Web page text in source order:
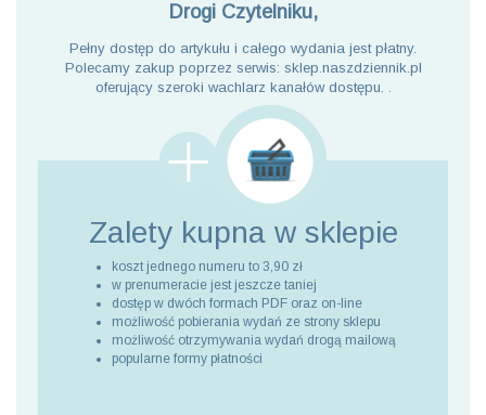
Drogi Czytelniku,
Pełny dostęp do artykułu i całego wydania jest płatny.
Polecamy zakup poprzez serwis: sklep.naszdziennik.pl
oferujący szeroki wachlarz kanałów dostępu. .
Zalety kupna w sklepie
koszt jednego numeru to 3,90 zł
w prenumeracie jest jeszcze taniej
dostęp w dwóch formach PDF oraz on-line
możliwość pobierania wydań ze strony sklepu
możliwość otrzymywania wydań drogą mailową
popularne formy płatności